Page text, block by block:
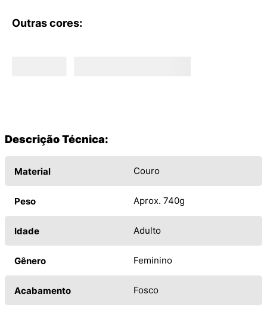
Outras cores:
Descrição Técnica:
Material Couro
Peso Aprox. 740g
Idade Adulto
Gênero Feminino
Acabamento Fosco